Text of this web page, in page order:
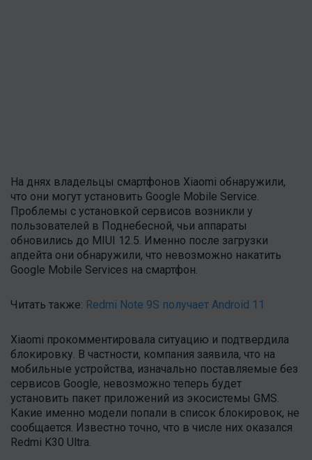
На днях владельцы смартфонов Xiaomi обнаружили,
что они могут установить Google Mobile Service.
Проблемы с установкой сервисов возникли у
пользователей в Поднебесной, чьи аппараты
обновились до MIUI 12.5. Именно после загрузки
апдейта они обнаружили, что невозможно накатить
Google Mobile Services на смартфон.
Читать также: Redmi Note 9S получает Android 11
Xiaomi прокомментировала ситуацию и подтвердила
блокировку. В частности, компания заявила, что на
мобильные устройства, изначально поставляемые без
сервисов Google, невозможно теперь будет
установить пакет приложений из экосистемы GMS.
Какие именно модели попали в список блокировок, не
сообщается. Известно точно, что в числе них оказался
Redmi K30 Ultra.